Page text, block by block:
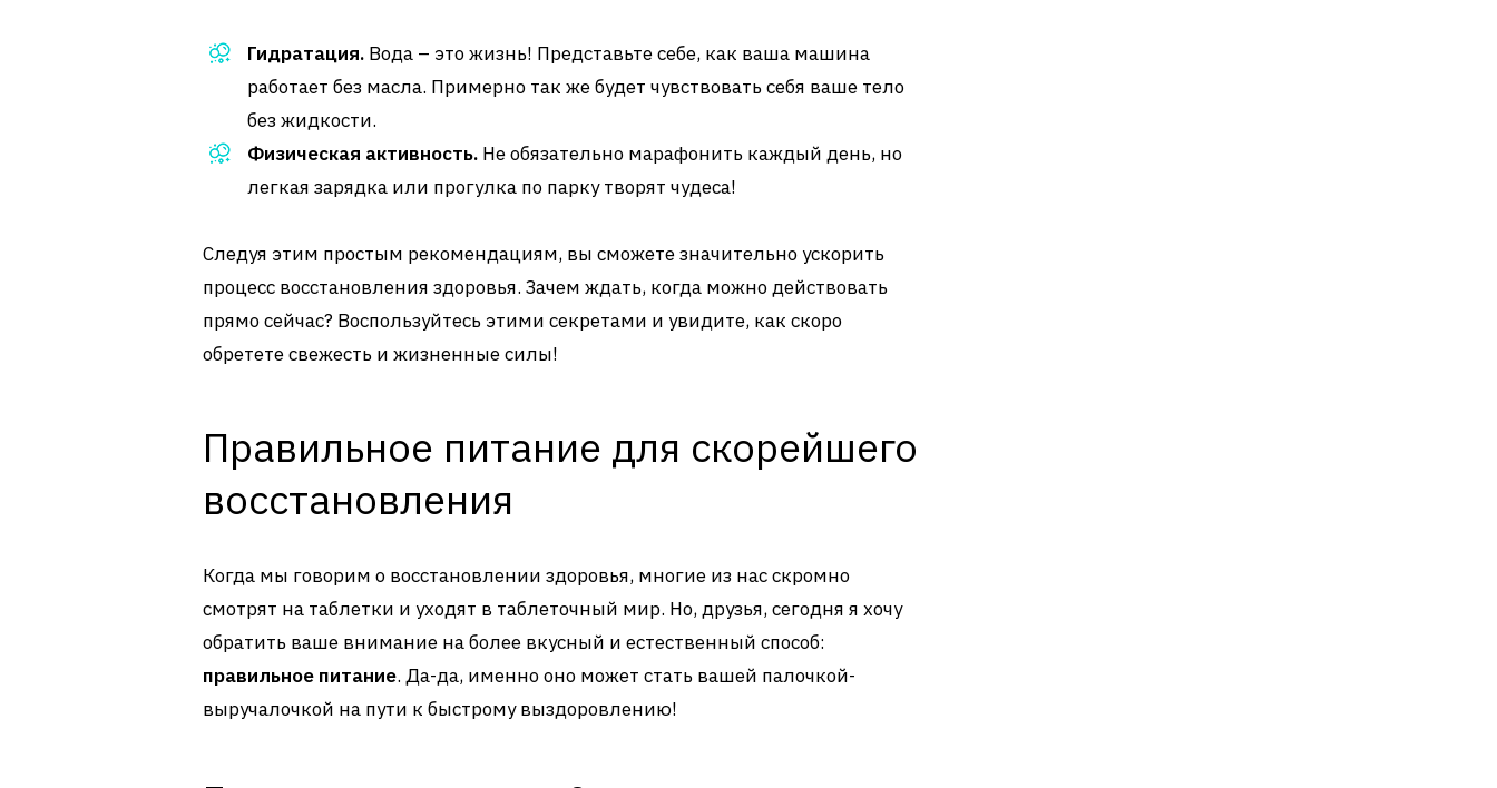
Гидратация. Вода – это жизнь! Представьте себе, как ваша машина
работает без масла. Примерно так же будет чувствовать себя ваше тело
без жидкости.
Физическая активность. Не обязательно марафонить каждый день, но
легкая зарядка или прогулка по парку творят чудеса!
Следуя этим простым рекомендациям, вы сможете значительно ускорить
процесс восстановления здоровья. Зачем ждать, когда можно действовать
прямо сейчас? Воспользуйтесь этими секретами и увидите, как скоро
обретете свежесть и жизненные силы!
Правильное питание для скорейшего
восстановления
Когда мы говорим о восстановлении здоровья, многие из нас скромно
смотрят на таблетки и уходят в таблеточный мир. Но, друзья, сегодня я хочу
обратить ваше внимание на более вкусный и естественный способ:
правильное питание. Да-да, именно оно может стать вашей палочкой-
выручалочкой на пути к быстрому выздоровлению!